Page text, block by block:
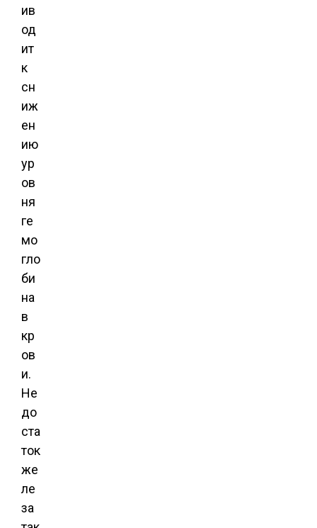
ив
од
ит
к
сн
иж
ен
ию
ур
ов
ня
ге
мо
гло
би
на
в
кр
ов
и.
Не
до
ста
ток
же
ле
за